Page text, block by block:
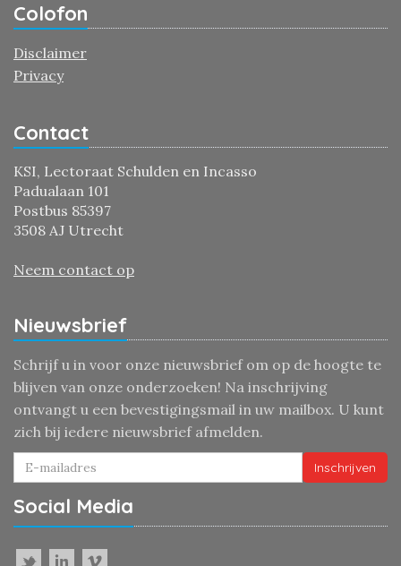
Colofon
Disclaimer
Privacy
Contact
KSI, Lectoraat Schulden en Incasso
Padualaan 101
Postbus 85397
3508 AJ Utrecht
Neem contact op
Nieuwsbrief
Schrijf u in voor onze nieuwsbrief om op de hoogte te
blijven van onze onderzoeken! Na inschrijving
ontvangt u een bevestigingsmail in uw mailbox. U kunt
zich bij iedere nieuwsbrief afmelden.
Inschrijven
Social Media